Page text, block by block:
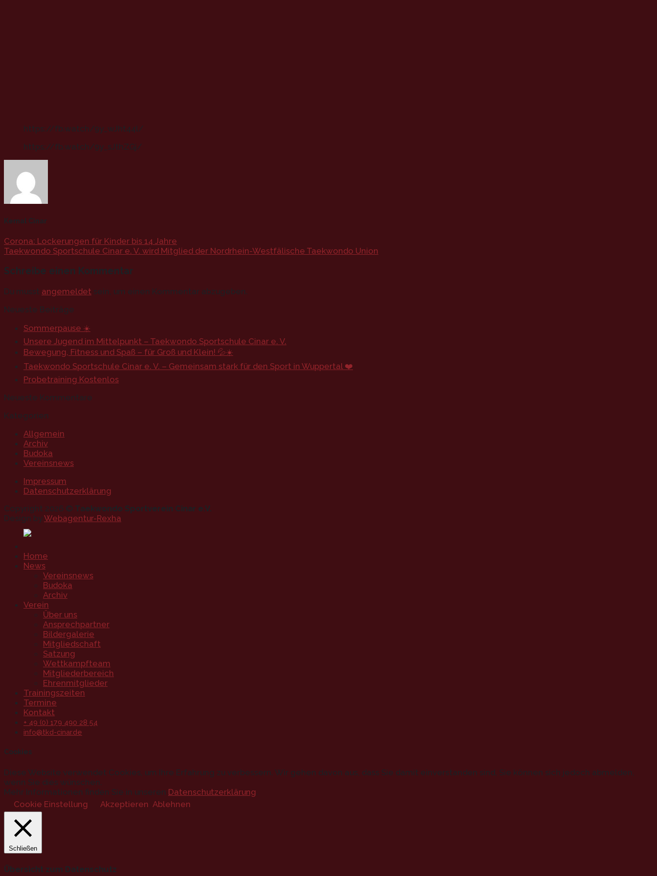
https://fb.watch/9y_wJht44l/
https://fb.watch/9y_sJthZGj/
Kemal Cinar
Corona: Lockerungen für Kinder bis 14 Jahre
Taekwondo Sportschule Cinar e. V. wird Mitglied der Nordrhein-Westfälische Taekwondo Union
Schreibe einen Kommentar
Du musst angemeldet sein, um einen Kommentar abzugeben.
Neueste Beiträge
Sommerpause ☀️
Unsere Jugend im Mittelpunkt – Taekwondo Sportschule Cinar e. V.
Bewegung, Fitness und Spaß – für Groß und Klein! 💦☀️
Taekwondo Sportschule Cinar e. V. – Gemeinsam stark für den Sport in Wuppertal ❤️
Probetraining Kostenlos
Neueste Kommentare
Kategorien
Allgemein
Archiv
Budoka
Vereinsnews
Impressum
Datenschutzerklärung
Copyright 2026 © Taekwondo Sportverein Cinar e.V.
Design byWebagentur-Rexha
Home
News
Vereinsnews
Budoka
Archiv
Verein
Über uns
Ansprechpartner
Bildergalerie
Mitgliedschaft
Satzung
Wettkampfteam
Mitgliederbereich
Ehrenmitglieder
Trainingszeiten
Termine
Kontakt
+ 49 (0) 179 490 28 54
info@tkd-cinar.de
Cookies
Diese Website verwendet Cookies, um Ihre Erfahrung zu verbessern. Wir gehen davon aus, dass Sie damit einverstanden sind, Sie können sich jedoch abmelden,
wenn Sie dies wünschen.
Mehr Informationen finden Sie in unseren Datenschutzerklärung.
Cookie Einstellung
Akzeptieren Ablehnen
Schließen
Übersicht zum Datenschutz